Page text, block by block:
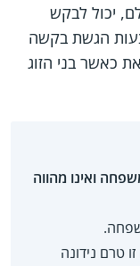
יכול לבקש
הגשת בקשה
כאשר בני הזוג
ואינו מהווה
טרם נידונה